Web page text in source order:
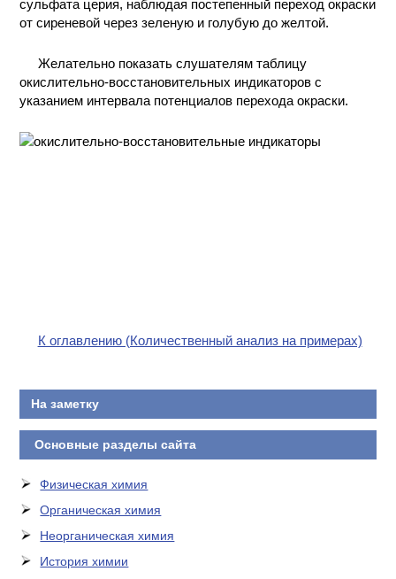
сульфата церия, наблюдая постепенный переход окраски
от сиреневой через зеленую и голубую до желтой.
Желательно показать слушателям таблицу
окислительно-восстановительных индикаторов с
указанием интервала потенциалов перехода окраски.
К оглавлению (Количественный анализ на примерах)
На заметку
Основные разделы сайта
Физическая химия
Органическая химия
Неорганическая химия
История химии